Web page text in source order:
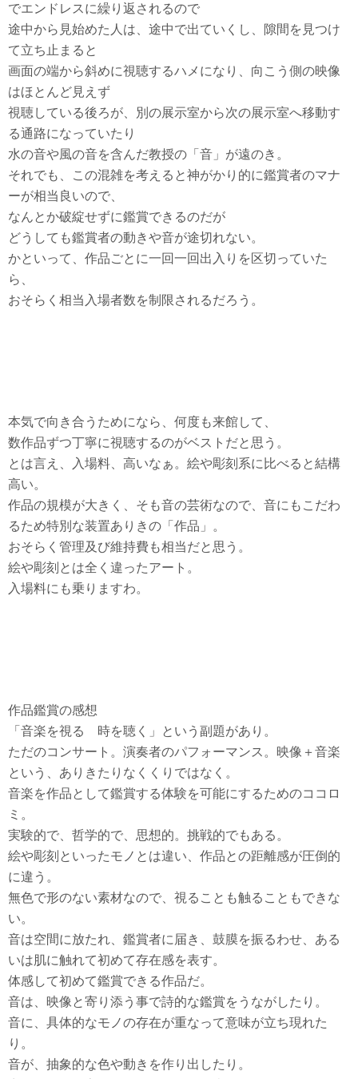
でエンドレスに繰り返されるので
途中から見始めた人は、途中で出ていくし、隙間を見つけ
て立ち止まると
画面の端から斜めに視聴するハメになり、向こう側の映像
はほとんど見えず
視聴している後ろが、別の展示室から次の展示室へ移動す
る通路になっていたり
水の音や風の音を含んだ教授の「音」が遠のき。
それでも、この混雑を考えると神がかり的に鑑賞者のマナ
ーが相当良いので、
なんとか破綻せずに鑑賞できるのだが
どうしても鑑賞者の動きや音が途切れない。
かといって、作品ごとに一回一回出入りを区切っていた
ら、
おそらく相当入場者数を制限されるだろう。
本気で向き合うためになら、何度も来館して、
数作品ずつ丁寧に視聴するのがベストだと思う。
とは言え、入場料、高いなぁ。絵や彫刻系に比べると結構
高い。
作品の規模が大きく、そも音の芸術なので、音にもこだわ
るため特別な装置ありきの「作品」。
おそらく管理及び維持費も相当だと思う。
絵や彫刻とは全く違ったアート。
入場料にも乗りますわ。
作品鑑賞の感想
「音楽を視る 時を聴く」という副題があり。
ただのコンサート。演奏者のパフォーマンス。映像＋音楽
という、ありきたりなくくりではなく。
音楽を作品として鑑賞する体験を可能にするためのココロ
ミ。
実験的で、哲学的で、思想的。挑戦的でもある。
絵や彫刻といったモノとは違い、作品との距離感が圧倒的
に違う。
無色で形のない素材なので、視ることも触ることもできな
い。
音は空間に放たれ、鑑賞者に届き、鼓膜を振るわせ、ある
いは肌に触れて初めて存在感を表す。
体感して初めて鑑賞できる作品だ。
音は、映像と寄り添う事で詩的な鑑賞をうながしたり。
音に、具体的なモノの存在が重なって意味が立ち現れた
り。
音が、抽象的な色や動きを作り出したり。